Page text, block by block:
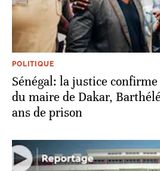
POLITIQUE
Sénégal: la justice
du maire de Dakar,
ans de prison